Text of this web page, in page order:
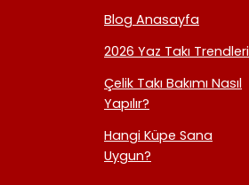
Blog Anasayfa
2026 Yaz Takı Trendleri
Çelik Takı Bakımı Nasıl
Yapılır?
Hangi Küpe Sana
Uygun?